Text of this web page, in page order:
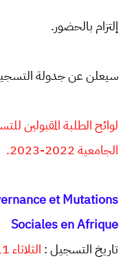
إلتزام بالحضور.
سيعلن عن جدولة التسجيل
لوائح الطلبة المقبولين
الجامعية 2022-2023.
et Mutations
Sociales en Afrique
تاريخ التسجيل : الثلاثاء 11 أكتوبر 2022